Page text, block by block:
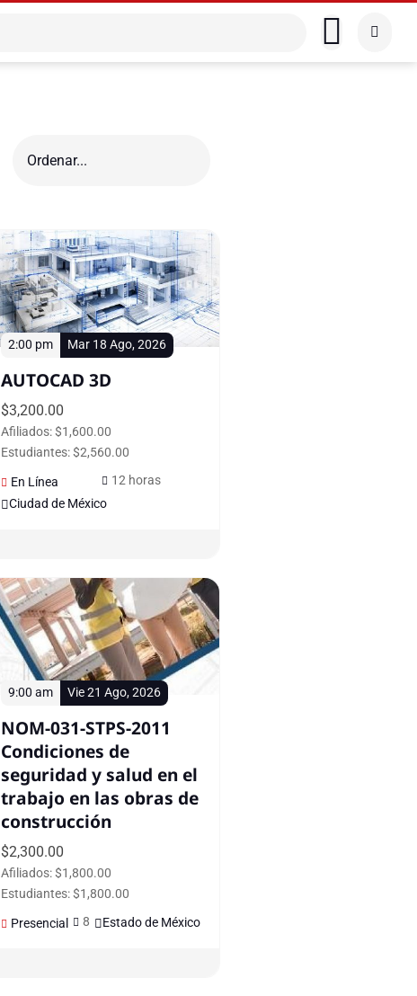
2:00 pm Mar 18 Ago, 2026
AUTOCAD 3D
$3,200.00
Afiliados: $1,600.00
Estudiantes: $2,560.00
En Línea
12 horas
Ciudad de México
9:00 am Vie 21 Ago, 2026
NOM-031-STPS-2011
Condiciones de
seguridad y salud en el
trabajo en las obras de
construcción
$2,300.00
Afiliados: $1,800.00
Estudiantes: $1,800.00
Presencial
8 Estado de México